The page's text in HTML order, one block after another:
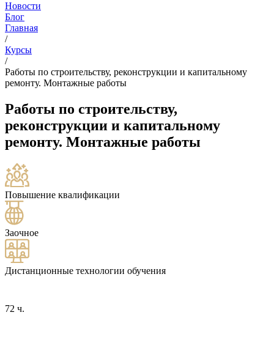
Новости
Блог
Главная
/
Курсы
/
Работы по строительству, реконструкции и капитальному
ремонту. Монтажные работы
Работы по строительству,
реконструкции и капитальному
ремонту. Монтажные работы
Повышение квалификации
Заочное
Дистанционные технологии обучения
72 ч.